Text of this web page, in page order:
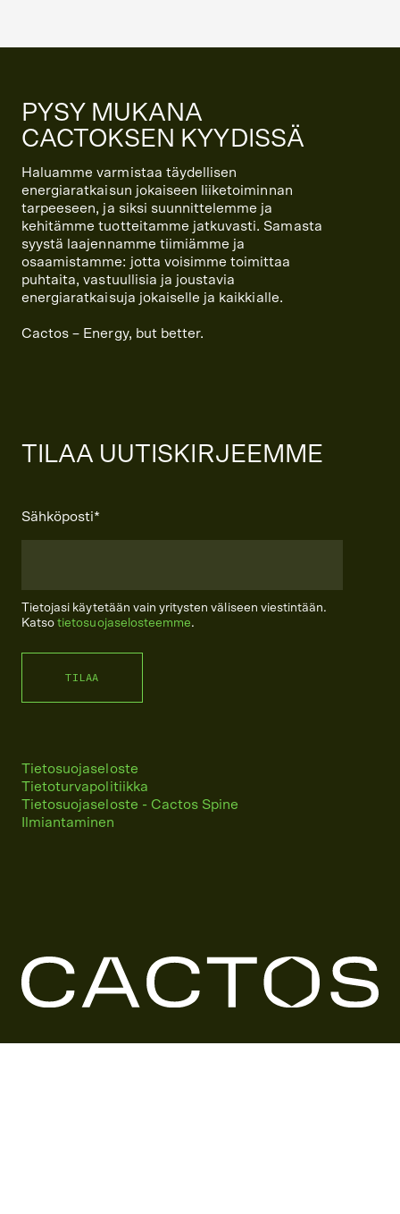
PYSY MUKANA
CACTOKSEN KYYDISSÄ
Haluamme varmistaa täydellisen
energiaratkaisun jokaiseen liiketoiminnan
tarpeeseen, ja siksi suunnittelemme ja
kehitämme tuotteitamme jatkuvasti. Samasta
syystä laajennamme tiimiämme ja
osaamistamme: jotta voisimme toimittaa
puhtaita, vastuullisia ja joustavia
energiaratkaisuja jokaiselle ja kaikkialle.
Cactos – Energy, but better.
TILAA UUTISKIRJEEMME
Sähköposti*
Tietojasi käytetään vain yritysten väliseen viestintään.
Katsotietosuojaselosteemme.
Tietosuojaseloste
Tietoturvapolitiikka
Tietosuojaseloste - Cactos Spine
Ilmiantaminen